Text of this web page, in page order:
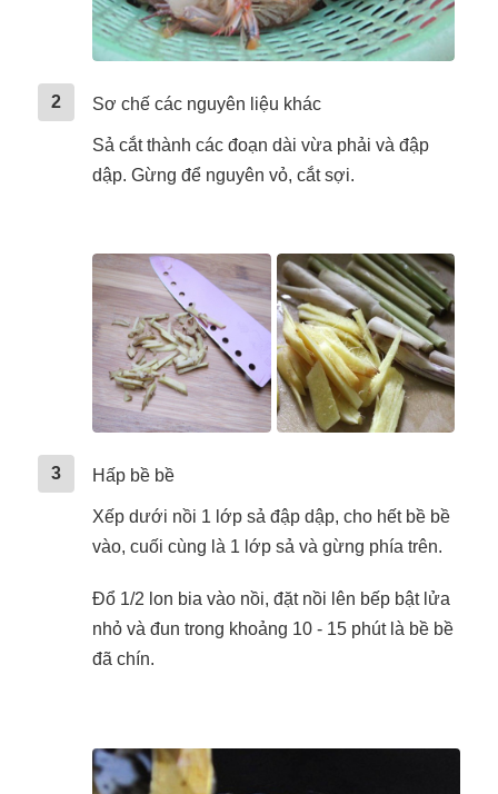
2 Sơ chế các nguyên liệu khác
Sả cắt thành các đoạn dài vừa phải và đập
dập. Gừng để nguyên vỏ, cắt sợi.
3 Hấp bề bề
Xếp dưới nồi 1 lớp sả đập dập, cho hết bề bề
vào, cuối cùng là 1 lớp sả và gừng phía trên.
Đổ 1/2 lon bia vào nồi, đặt nồi lên bếp bật lửa
nhỏ và đun trong khoảng 10 - 15 phút là bề bề
đã chín.